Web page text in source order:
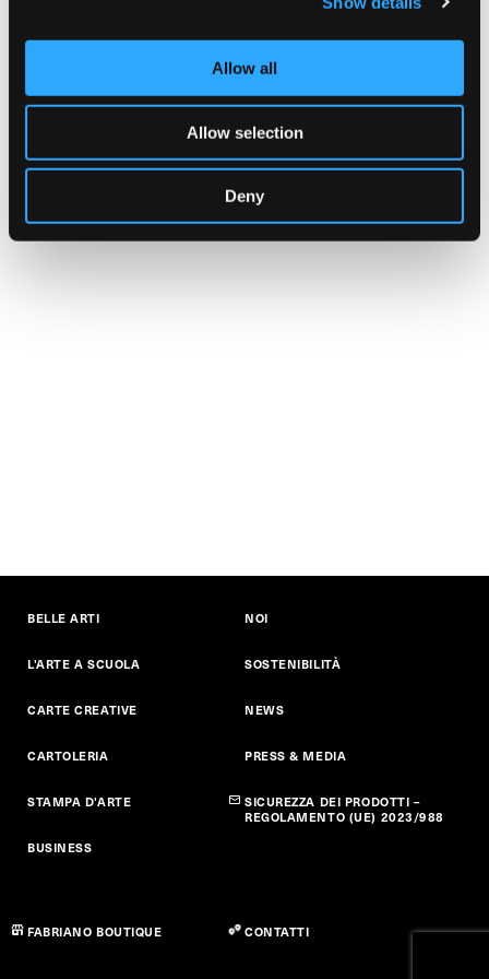
Allow all
Allow selection
Deny
vent'anni si occupa di ben-ESSERE della persona.
(ceramica, acquarello, pittura) per supportare le persone nella
Indirizzo:via Madonnina del Grappa, 46, Legnano
Sito Web:https://spazioars.wordpress.com
BELLE ARTI
L'ARTE A SCUOLA
CARTE CREATIVE
CARTOLERIA
STAMPA D'ARTE
BUSINESS
NOI
SOSTENIBILITÀ
NEWS
PRESS & MEDIA
SICUREZZA DEI PRODOTTI –
REGOLAMENTO (UE) 2023/988
FABRIANO BOUTIQUE CONTATTI